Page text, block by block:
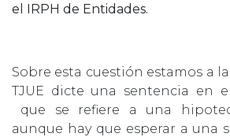
el IRPH de Entidades.
Sobre esta cuestión estamos a
TJUE dicte una sentencia en el
que se refiere a una
aunque hay que esperar a una